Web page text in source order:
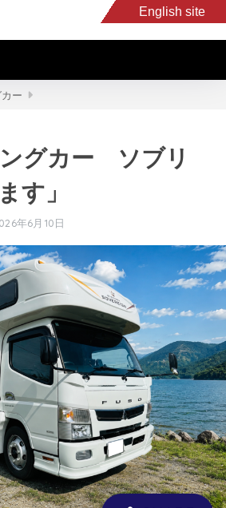
English site
ー
ングカー ソブリ
す」
年6月10日